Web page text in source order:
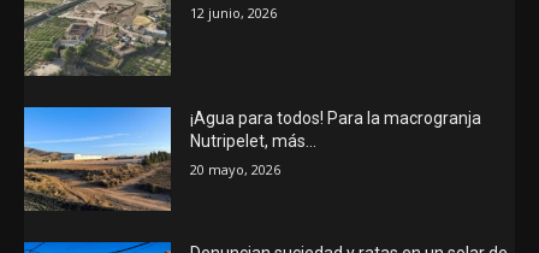
12 junio, 2026
¡Agua para todos! Para la macrogranja
Nutripelet, más…
20 mayo, 2026